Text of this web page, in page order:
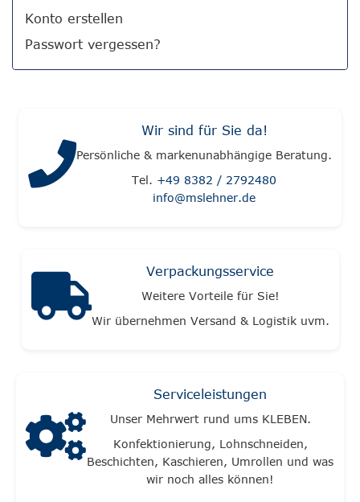
Konto erstellen
Passwort vergessen?
Wir sind für Sie da!
Persönliche & markenunabhängige Beratung.
Tel. +49 8382 / 2792480
info@mslehner.de
Verpackungsservice
Weitere Vorteile für Sie!
Wir übernehmen Versand & Logistik uvm.
Serviceleistungen
Unser Mehrwert rund ums KLEBEN.
Konfektionierung, Lohnschneiden,
Beschichten, Kaschieren, Umrollen und was
wir noch alles können!